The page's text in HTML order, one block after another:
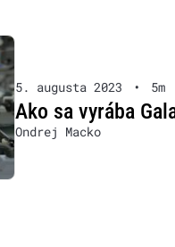
5. augusta 2023 • 5m
Ako sa vyrába
Ondrej Macko